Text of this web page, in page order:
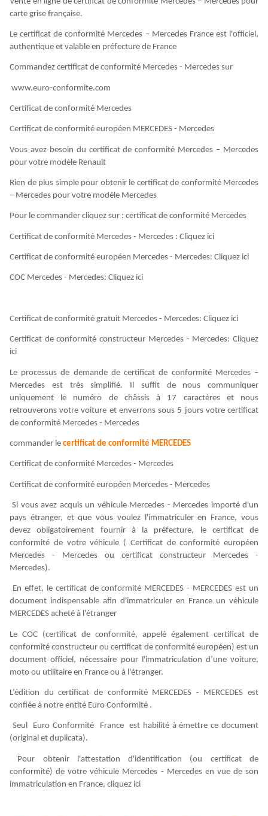
carte grise française.
Le certificat de conformité Mercedes – Mercedes France est l'officiel,
authentique et valable en préfecture de France
Commandez certificat de conformité Mercedes - Mercedes sur
www.euro-conformite.com
Certificat de conformité Mercedes
Certificat de conformité européen MERCEDES - Mercedes
Vous avez besoin du certificat de conformité Mercedes – Mercedes
pour votre modèle Renault
Rien de plus simple pour obtenir le certificat de conformité Mercedes
– Mercedes pour votre modèle Mercedes
Pour le commander cliquez sur : certificat de conformité Mercedes
Certificat de conformité Mercedes - Mercedes : Cliquez ici
Certificat de conformité européen Mercedes - Mercedes: Cliquez ici
COC Mercedes - Mercedes: Cliquez ici
Certificat de conformité gratuit Mercedes - Mercedes: Cliquez ici
Certificat de conformité constructeur Mercedes - Mercedes: Cliquez
ici
Le processus de demande de certificat de conformité Mercedes –
Mercedes est très simplifié. Il suffit de nous communiquer
uniquement le numéro de châssis à 17 caractères et nous
retrouverons votre voiture et enverrons sous 5 jours votre certificat
de conformité Mercedes - Mercedes
commander le certificat de conformité MERCEDES
Certificat de conformité Mercedes - Mercedes
Certificat de conformité européen Mercedes - Mercedes
Si vous avez acquis un véhicule Mercedes - Mercedes importé d'un
pays étranger, et que vous voulez l'immatriculer en France, vous
devez obligatoirement fournir à la préfecture, le certificat de
conformité de votre véhicule ( Certificat de conformité européen
Mercedes - Mercedes ou certificat constructeur Mercedes -
Mercedes).
En effet, le certificat de conformité MERCEDES - MERCEDES est un
document indispensable afin d'immatriculer en France un véhicule
MERCEDES acheté à l'étranger
Le COC (certificat de conformité, appelé également certificat de
conformité constructeur ou certificat de conformité européen) est un
document officiel, nécessaire pour l'immatriculation d’une voiture,
moto ou utilitaire en France ou à l'étranger.
L’édition du certificat de conformité MERCEDES - MERCEDES est
confiée à notre entité Euro Conformité .
Seul Euro Conformité France est habilité à émettre ce document
(original et duplicata).
Pour obtenir l'attestation d'identification (ou certificat de
conformité) de votre véhicule Mercedes - Mercedes en vue de son
immatriculation en France, cliquez ici